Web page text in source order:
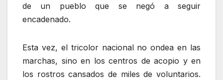
de un pueblo que se negó a seguir
encadenado.
Esta vez, el tricolor nacional no ondea en las
marchas, sino en los centros de acopio y en
los rostros cansados de miles de voluntarios.